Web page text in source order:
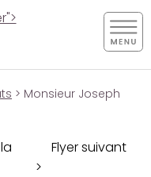
> Monsieur Joseph
Flyer suivant
>